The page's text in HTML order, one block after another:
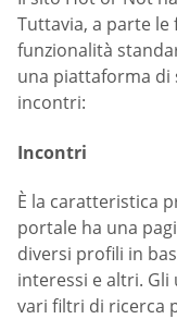
Tuttavia, a parte
funzionalità
una piattaforma di
incontri:
Incontri
È la caratteristica
portale ha una
diversi profili in
interessi e altri.
vari filtri di ricerca